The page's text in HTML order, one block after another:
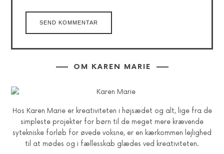
OM KAREN MARIE
Hos Karen Marie er kreativiteten i højsædet og alt, lige fra de
simpleste projekter for børn til de meget mere krævende
sytekniske forløb for øvede voksne, er en kærkommen lejlighed
til at mødes og i fællesskab glædes ved kreativiteten.